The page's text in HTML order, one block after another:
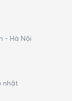
- Hà Nội
nhật